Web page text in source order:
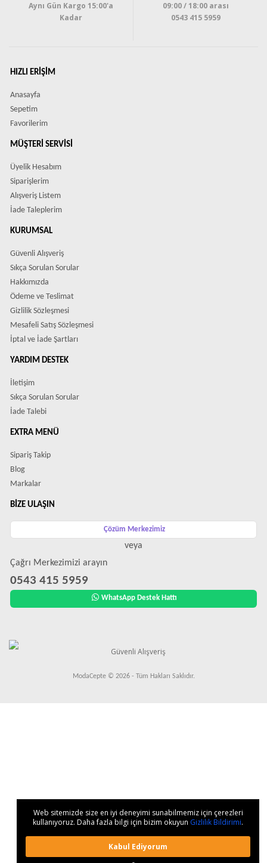
Aynı Gün Kargo 15:00'a
Kadar
09:00 / 18:00 arası
0543 415 5959
HIZLI ERIŞIM
Anasayfa
Sepetim
Favorilerim
MÜŞTERI SERVISI
Üyelik Hesabım
Siparişlerim
Alışveriş Listem
İade Taleplerim
KURUMSAL
Güvenli Alışveriş
Sıkça Sorulan Sorular
Hakkımızda
Ödeme ve Teslimat
Gizlilik Sözleşmesi
Mesafeli Satış Sözleşmesi
İptal ve İade Şartları
YARDIM DESTEK
İletişim
Sıkça Sorulan Sorular
İade Talebi
EXTRA MENÜ
Sipariş Takip
Blog
Markalar
BIZE ULAŞIN
Çözüm Merkezimiz
veya
Çağrı Merkezimizi arayın
0543 415 5959
WhatsApp Destek Hattı
ModaCepte © 2026 - Tüm Hakları Saklıdır.
Web sitemizde size en iyi deneyimi sunabilmemiz için çerezleri
kullanıyoruz. Daha fazla bilgi için bizim okuyun Gizlilik Bildirimi.
Kabul Ediyorum